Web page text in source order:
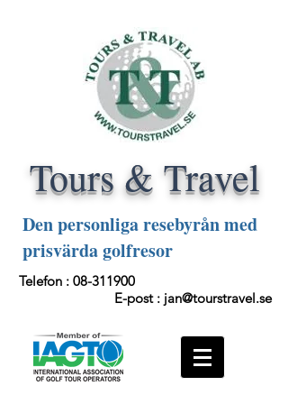
Tours & Travel
Den personliga resebyrån med
prisvärda golfresor
Telefon : 08-311900
E-post : jan@tourstravel.se